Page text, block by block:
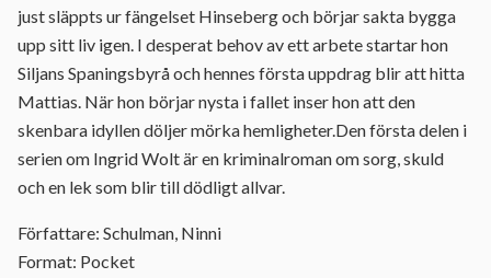
just släppts ur fängelset Hinseberg och börjar sakta bygga
upp sitt liv igen. I desperat behov av ett arbete startar hon
Siljans Spaningsbyrå och hennes första uppdrag blir att hitta
Mattias. När hon börjar nysta i fallet inser hon att den
skenbara idyllen döljer mörka hemligheter.Den första delen i
serien om Ingrid Wolt är en kriminalroman om sorg, skuld
och en lek som blir till dödligt allvar.
Författare: Schulman, Ninni
Format: Pocket